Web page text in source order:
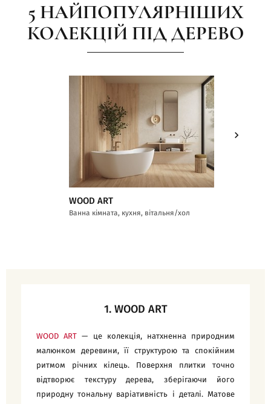
5 НАЙПОПУЛЯРНІШИХ
КОЛЕКЦІЙ ПІД ДЕРЕВО
WOOD ART
Ванна кімната, кухня, вітальня/хол
1. WOOD ART
WOOD ART— це колекція, натхненна природним
малюнком деревини, її структурою та спокійним
ритмом річних кілець. Поверхня плитки точно
відтворює текстуру дерева, зберігаючи його
природну тональну варіативність і деталі. Матовe